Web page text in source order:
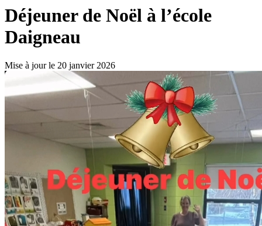
Déjeuner de Noël à l’école
Daigneau
Mise à jour le 20 janvier 2026